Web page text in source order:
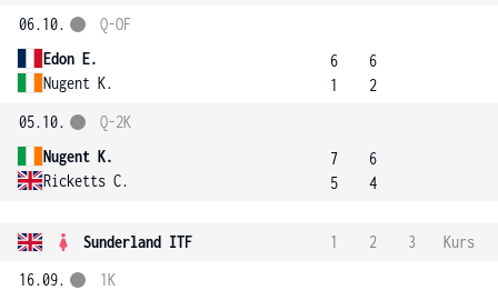
06.10.
Edon E.
Nugent K.
Q-OF
6
1
6
2
05.10.
Nugent K.
Ricketts C.
Q-2K
7
5
6
4
Sunderland ITF 1 2 3
Kurs
16.09.
1K